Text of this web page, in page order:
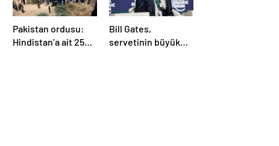
Pakistan ordusu:
Hindistan’a ait 25
Bill Gates,
servetinin büyük